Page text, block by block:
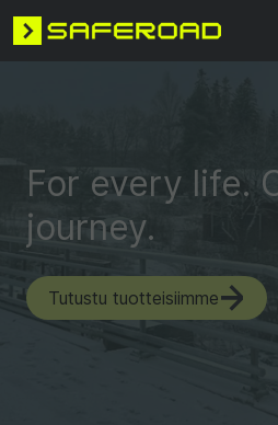
For every life.
journey.
Tutustu tuotteisiimme